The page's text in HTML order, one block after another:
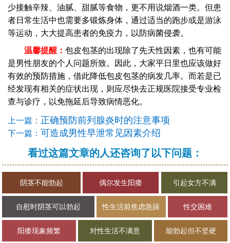
少接触辛辣、油腻、甜腻等食物，更不用说烟酒一类。但患
者日常生活中也需要多锻炼身体，通过适当的跑步或是游泳
等运动，大大提高患者的免疫力，以防病菌侵袭。
温馨提醒：包皮包茎的出现除了先天性因素，也有可能
是男性朋友的个人问题所致。因此，大家平日里也应该做好
有效的预防措施，借此降低包皮包茎的病发几率。而若是已
经发现有相关的症状出现，则应尽快去正规医院接受专业检
查与诊疗，以免拖延后导致病情恶化。
上一篇： 正确预防前列腺炎时的注意事项
下一篇： 可造成男性早泄常见因素介绍
看过这篇文章的人还咨询了以下问题：
阴茎不能勃起 偶尔发生阳痿 引起女方不满
自慰时阴茎可以勃起 性生活前焦虑急躁 性交困难
阳痿现象频繁 对性生活不满意 能勃起但不坚硬